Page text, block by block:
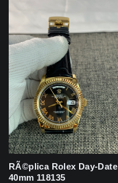
RÃ©plica Rolex Day-Date
40mm 118135